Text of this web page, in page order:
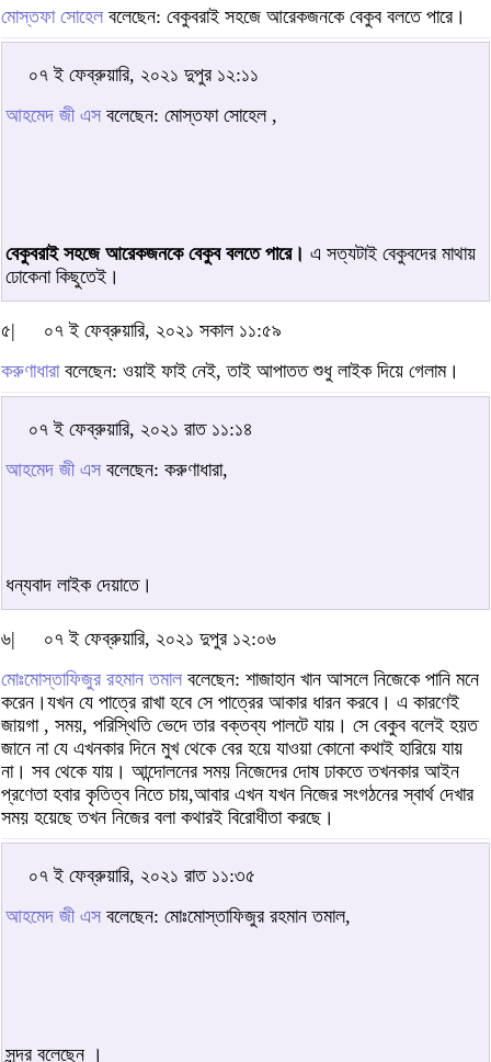
মোস্তফা সোহেল বলেছেন: বেকুবরাই সহজে আরেকজনকে বেকুব বলতে পারে।
০৭ ই ফেব্রুয়ারি, ২০২১ দুপুর ১২:১১
আহমেদ জী এস বলেছেন: মোস্তফা সোহেল ,
বেকুবরাই সহজে আরেকজনকে বেকুব বলতে পারে। এ সত্যটাই বেকুবদের মাথায়
ঢোকেনা কিছুতেই।
৫|
০৭ ই ফেব্রুয়ারি, ২০২১ সকাল ১১:৫৯
করুণাধারাবলেছেন: ওয়াই ফাই নেই, তাই আপাতত শুধু লাইক দিয়ে গেলাম।
০৭ ই ফেব্রুয়ারি, ২০২১ রাত ১১:১৪
আহমেদ জী এস বলেছেন: করুণাধারা,
ধন্যবাদ লাইক দেয়াতে।
৬|
০৭ ই ফেব্রুয়ারি, ২০২১ দুপুর ১২:০৬
মোঃমোস্তাফিজুর রহমান তমাল বলেছেন: শাজাহান খান আসলে নিজেকে পানি মনে
করেন।যখন যে পাত্রে রাখা হবে সে পাত্রের আকার ধারন করবে। এ কারণেই
জায়গা , সময়, পরিস্থিতি ভেদে তার বক্তব্য পালটে যায়। সে বেকুব বলেই হয়ত
জানে না যে এখনকার দিনে মুখ থেকে বের হয়ে যাওয়া কোনো কথাই হারিয়ে যায়
না। সব থেকে যায়। আন্দোলনের সময় নিজেদের দোষ ঢাকতে তখনকার আইন
প্রণেতা হবার কৃতিত্ব নিতে চায়,আবার এখন যখন নিজের সংগঠনের স্বার্থ দেখার
সময় হয়েছে তখন নিজের বলা কথারই বিরোধীতা করছে।
০৭ ই ফেব্রুয়ারি, ২০২১ রাত ১১:৩৫
আহমেদ জী এস বলেছেন: মোঃমোস্তাফিজুর রহমান তমাল,
সুন্দর বলেছেন ।